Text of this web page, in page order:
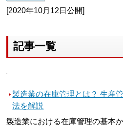
[2020年10月12日公開]
記事一覧
製造業の在庫管理とは？ 生産
法を解説
製造業における在庫管理の基本